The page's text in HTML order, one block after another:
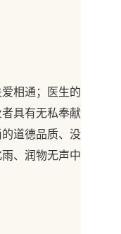
相通；医生的
具有无私奉献
道德品质、没
、润物无声中